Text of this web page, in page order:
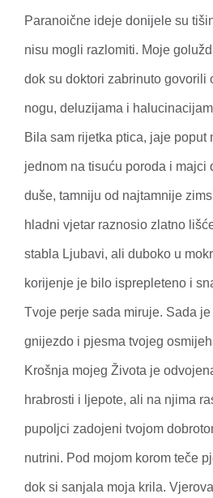
Paranoične ideje donijele su
nisu mogli razlomiti. Moje
dok su doktori zabrinuto govorili
nogu, deluzijama i
Bila sam rijetka ptica, jaje poput
jednom na tisuću poroda i majci
duše, tamniju od najtamnije
hladni vjetar raznosio zlatno
stabla Ljubavi, ali duboko u
korijenje je bilo isprepleteno i
Tvoje perje sada miruje. Sada
gnijezdo i pjesma tvojeg
Krošnja mojeg Života je
hrabrosti i ljepote, ali na njima
pupoljci zadojeni tvojom
nutrini. Pod mojom korom teče
dok si sanjala moja krila.